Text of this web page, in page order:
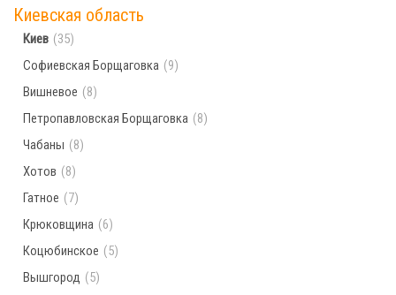
не найдено. Попробуйте ввести другой город
Киевская область
Киев (35)
Софиевская Борщаговка (9)
Вишневое (8)
Петропавловская Борщаговка (8)
Чабаны (8)
Хотов (8)
Гатное (7)
Крюковщина (6)
Коцюбинское (5)
Вышгород (5)